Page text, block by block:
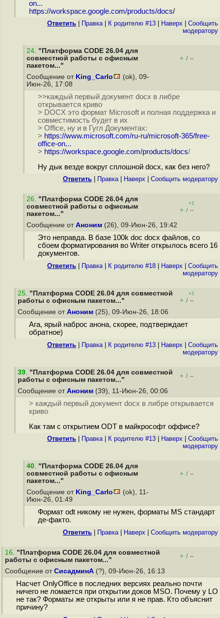
on...
https://workspace.google.com/products/docs/
Ответить Правка| К родителю #13 Наверх
Cообщить
модератору
24. "Платформа CODE 26.04 для
совместной работы с офисным
пакетом..."
+ / –
Сообщение от King_Carlo
(ok), 09-
Июн-26, 17:08
>>каждый первый документ docx в либре
открывается криво
> DOCX это формат Microsoft и полная поддержка и
совместимость будет в их
> Office, ну и в Гугл Документах:
> https://www.microsoft.com/ru-ru/microsoft-365/free-
office-on...
> https://workspace.google.com/products/docs/
Ну дык везде вокруг сплошной docx, как без него?
Ответить Правка| Наверх Cообщить модератору
26. "Платформа CODE 26.04 для
совместной работы с офисным
пакетом..."
+1
+ / –
Сообщение от Аноним (26), 09-Июн-26, 19:42
Это неправда. В базе 100k doc docx файлов, со
сбоем форматирования во Writer открылось всего 16
документов.
Ответить Правка| К родителю #18 Наверх
Cообщить
модератору
25. "Платформа CODE 26.04 для совместной
работы с офисным пакетом..."
+1
+ / –
Сообщение от Аноним (25), 09-Июн-26, 18:06
Ага, ярый наброс анона, скорее, подтверждает
обратное)
Ответить Правка| К родителю #13 Наверх
Cообщить
модератору
39. "Платформа CODE 26.04 для совместной
работы с офисным пакетом..."
+ / –
Сообщение от Аноним (39), 11-Июн-26, 00:06
> каждый первый документ docx в либре открывается
криво
Как там с открытием ODT в майкрософт оффисе?
Ответить Правка| К родителю #13 Наверх
Cообщить
модератору
40. "Платформа CODE 26.04 для
совместной работы с офисным
пакетом..."
+ / –
Сообщение от King_Carlo
(ok), 11-
Июн-26, 01:49
Формат odt никому не нужен, форматы MS стандарт
де-факто.
Ответить Правка| Наверх Cообщить модератору
16. "Платформа CODE 26.04 для совместной
работы с офисным пакетом..."
+ / –
Сообщение от СисадминА (?), 09-Июн-26, 16:13
Насчет OnlyOffice в последних версиях реально почти
ничего не ломается при открытии доков MSO. Почему у LO
не так? Форматы же открыты или я не прав. Кто объяснит
причину?